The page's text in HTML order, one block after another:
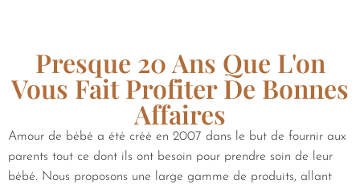
Presque 20 Ans Que L'on
Vous Fait Profiter De Bonnes
Affaires
Amour de bébé a été créé en 2007 dans le but de fournir aux
parents tout ce dont ils ont besoin pour prendre soin de leur
bébé. Nous proposons une large gamme de produits, allant